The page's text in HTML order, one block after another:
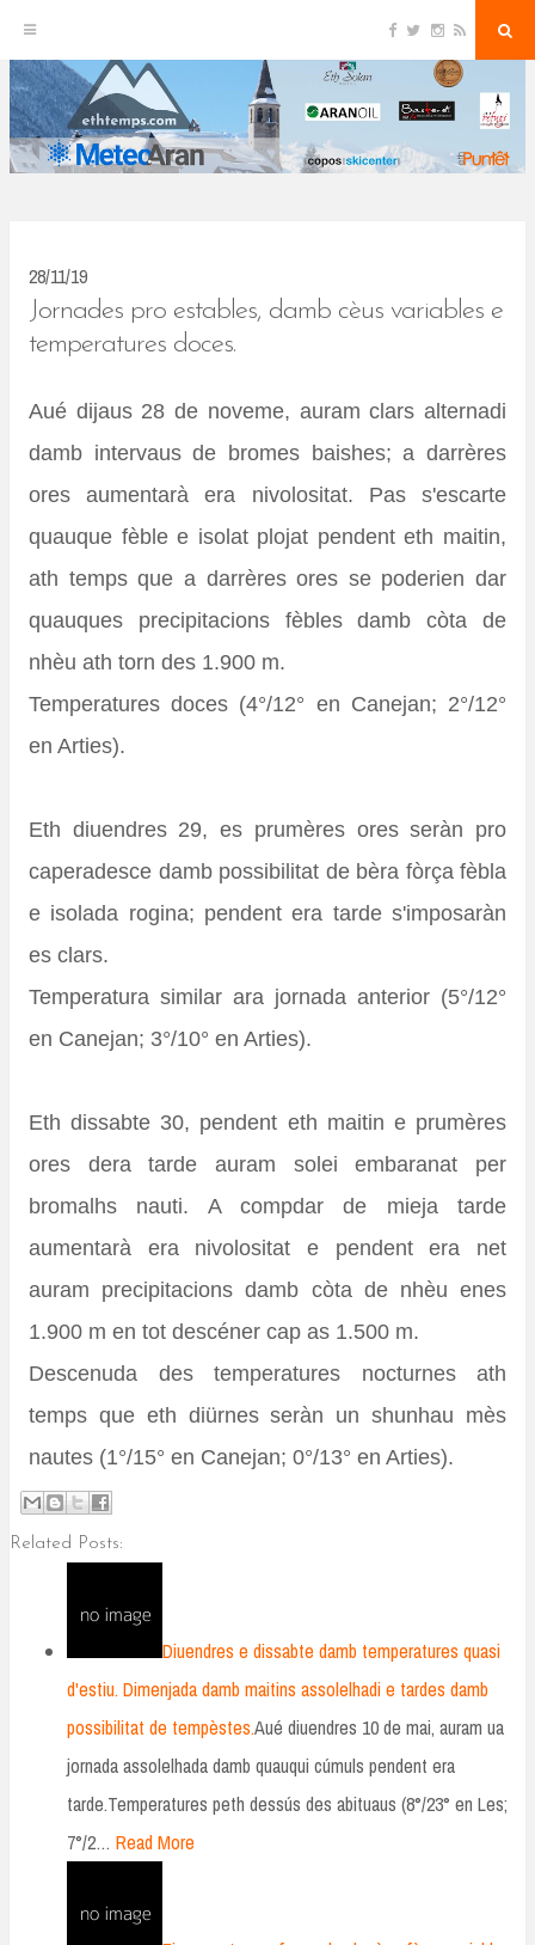
k
i
p
c
o
o
i
e
r
s
t
a
g
r
m
R
S
a
28/11/19
Jornades pro estables, damb cèus variables e
temperatures doces.
Aué dijaus 28 de noveme, auram clars alternadi
damb intervaus de bromes baishes; a darrères
ores aumentarà era nivolositat. Pas s'escarte
quauque fèble e isolat plojat pendent eth maitin,
ath temps que a darrères ores se poderien dar
quauques precipitacions fèbles damb còta de
nhèu ath torn des 1.900 m.
Temperatures doces (4°/12° en Canejan; 2°/12°
en Arties).
Eth diuendres 29, es prumères ores seràn pro
caperadesce damb possibilitat de bèra fòrça fèbla
e isolada rogina; pendent era tarde s'imposaràn
es clars.
Temperatura similar ara jornada anterior (5°/12°
en Canejan; 3°/10° en Arties).
Eth dissabte 30, pendent eth maitin e prumères
ores dera tarde auram solei embaranat per
bromalhs nauti. A compdar de mieja tarde
aumentarà era nivolositat e pendent era net
auram precipitacions damb còta de nhèu enes
1.900 m en tot descéner cap as 1.500 m.
Descenuda des temperatures nocturnes ath
temps que eth diürnes seràn un shunhau mès
nautes (1°/15° en Canejan; 0°/13° en Arties).
Related Posts:
Diuendres e dissabte damb temperatures quasi
d'estiu. Dimenjada damb maitins assolelhadi e tardes damb
possibilitat de tempèstes.Aué diuendres 10 de mai, auram ua
jornada assolelhada damb quauqui cúmuls pendent era
tarde.Temperatures peth dessús des abituaus (8°/23° en Les;
7°/2… Read More